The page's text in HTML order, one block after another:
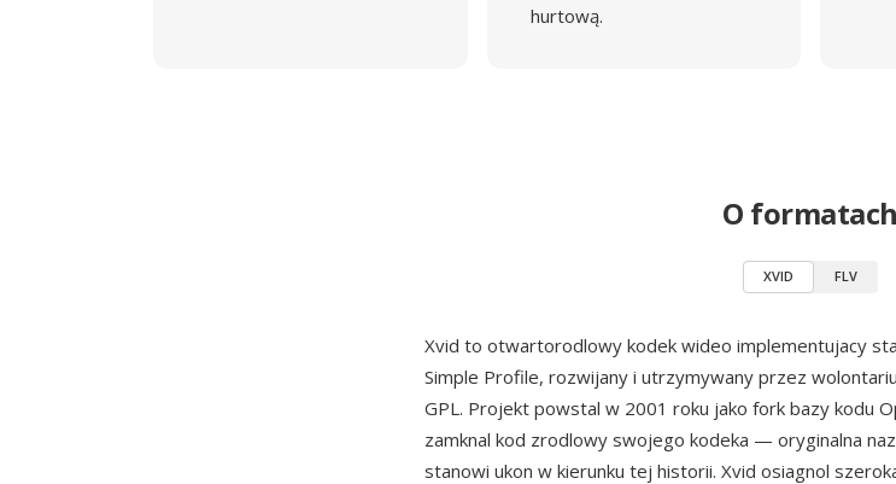
hurtową.
O formatach
XVID FLV
Xvid to otwartorodlowy kodek wideo implementujacy
Simple Profile, rozwijany i utrzymywany przez
GPL. Projekt powstal w 2001 roku jako fork bazy kodu
zamknal kod zrodlowy swojego kodeka — oryginalna
stanowi ukon w kierunku tej historii. Xvid osiagnol